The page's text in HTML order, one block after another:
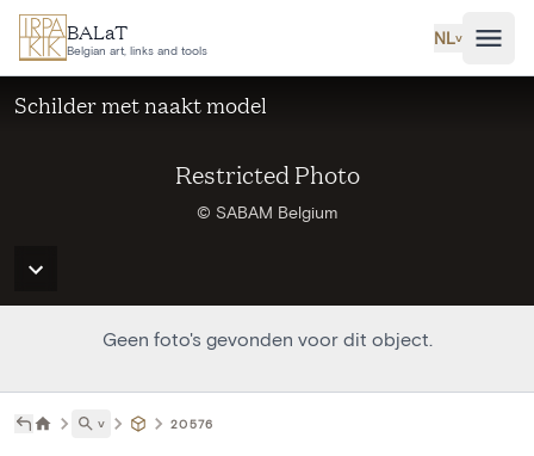
Ga naar hoofdinhoud
BALaT
Belgian art, links and tools
NL˅
Restricted Photo
© SABAM Belgium
Schilder met naakt model
Geen foto's gevonden voor dit object.
˅ 20576